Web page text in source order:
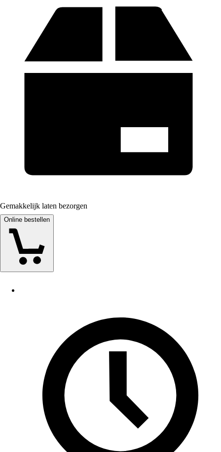
Gemakkelijk laten bezorgen
Online bestellen